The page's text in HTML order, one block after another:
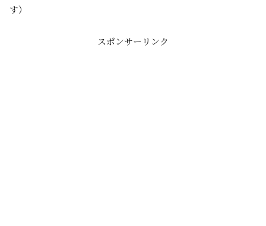
す）
スポンサーリンク